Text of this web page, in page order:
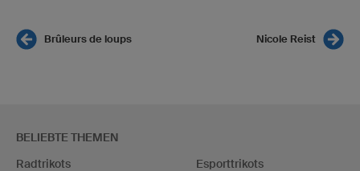
Brûleurs de loups Nicole Reist
BELIEBTE THEMEN
Radtrikots
Esporttrikots